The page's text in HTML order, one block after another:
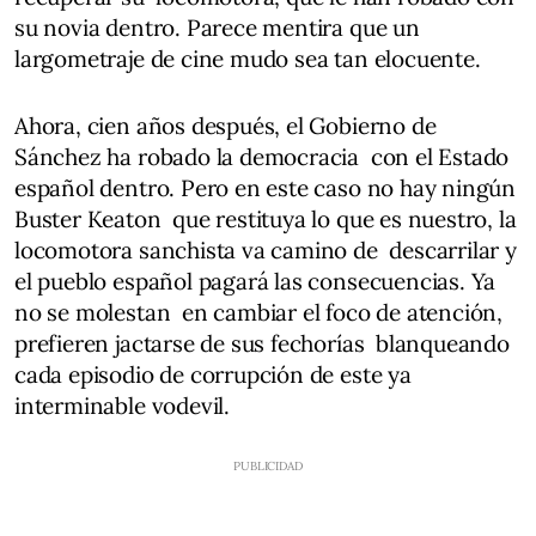
su novia dentro. Parece mentira que un
largometraje de cine mudo sea tan elocuente.
Ahora, cien años después, el Gobierno de
Sánchez ha robado la democracia con el Estado
español dentro. Pero en este caso no hay ningún
Buster Keaton que restituya lo que es nuestro, la
locomotora sanchista va camino de descarrilar y
el pueblo español pagará las consecuencias. Ya
no se molestan en cambiar el foco de atención,
prefieren jactarse de sus fechorías blanqueando
cada episodio de corrupción de este ya
interminable vodevil.